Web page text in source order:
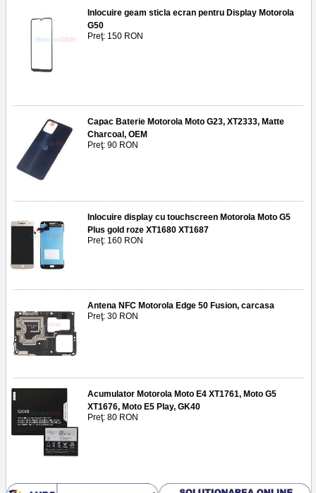
Inlocuire geam sticla ecran pentru Display Motorola
G50
Preţ: 150 RON
Capac Baterie Motorola Moto G23, XT2333, Matte
Charcoal, OEM
Preţ: 90 RON
Inlocuire display cu touchscreen Motorola Moto G5
Plus gold roze XT1680 XT1687
Preţ: 160 RON
Antena NFC Motorola Edge 50 Fusion, carcasa
Preţ: 30 RON
Acumulator Motorola Moto E4 XT1761, Moto G5
XT1676, Moto E5 Play, GK40
Preţ: 80 RON